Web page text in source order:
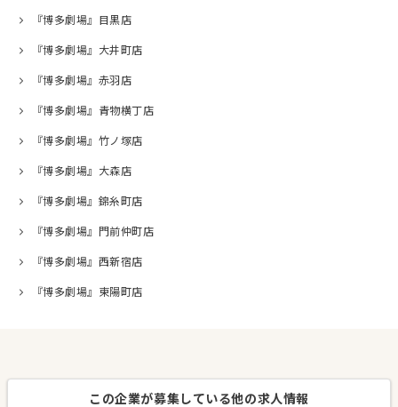
『博多劇場』目黒店
『博多劇場』大井町店
『博多劇場』赤羽店
『博多劇場』青物横丁店
『博多劇場』竹ノ塚店
『博多劇場』大森店
『博多劇場』錦糸町店
『博多劇場』門前仲町店
『博多劇場』西新宿店
『博多劇場』東陽町店
この企業が募集している他の求人情報